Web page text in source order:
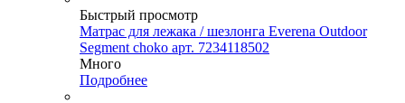
Быстрый просмотр
Матрас для лежака / шезлонга Everena Outdoor
Segment choko арт. 7234118502
Много
Подробнее